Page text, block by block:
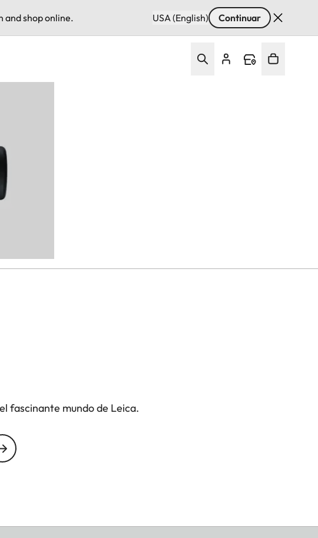
and shop online. USA (English) Continuar
fascinante mundo de Leica.